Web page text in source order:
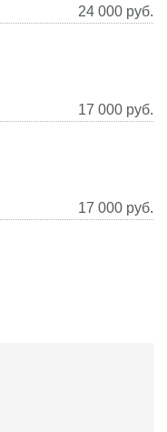
24 000 руб.
17 000 руб.
17 000 руб.